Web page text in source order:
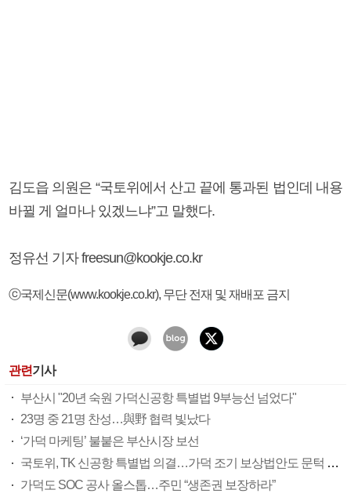
김도읍 의원은 “국토위에서 산고 끝에 통과된 법인데 내용
바뀔 게 얼마나 있겠느냐”고 말했다.
정유선 기자 freesun@kookje.co.kr
ⓒ국제신문(www.kookje.co.kr), 무단 전재 및 재배포 금지
관련기사
부산시 "20년 숙원 가덕신공항 특별법 9부능선 넘었다"
23명 중 21명 찬성…與野 협력 빛났다
‘가덕 마케팅’ 불붙은 부산시장 보선
국토위, TK 신공항 특별법 의결…가덕 조기 보상법안도 문턱 넘어
가덕도 SOC 공사 올스톱…주민 “생존권 보장하라”